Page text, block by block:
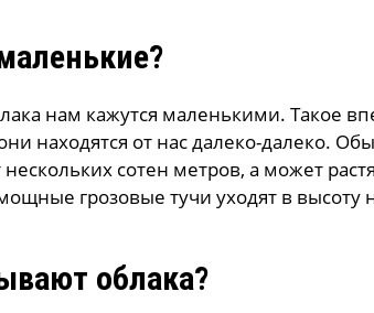
нам кажутся маленькими. Такое
находятся от нас далеко-далеко.
сотен метров, а может
грозовые тучи уходят в высоту
облака?